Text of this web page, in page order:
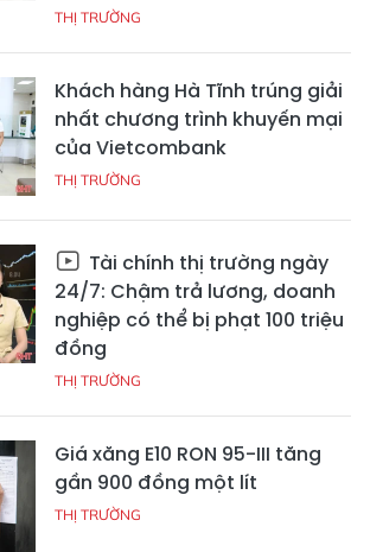
THỊ TRƯỜNG
Khách hàng Hà Tĩnh trúng giải
nhất chương trình khuyến mại
của Vietcombank
THỊ TRƯỜNG
Tài chính thị trường ngày
24/7: Chậm trả lương, doanh
nghiệp có thể bị phạt 100 triệu
đồng
THỊ TRƯỜNG
Giá xăng E10 RON 95-III tăng
gần 900 đồng một lít
THỊ TRƯỜNG